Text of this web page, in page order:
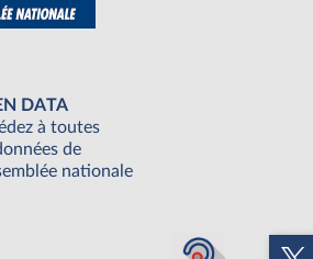
DATA
à toutes
de
nationale